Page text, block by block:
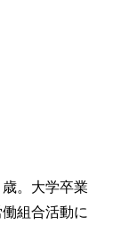
。大学卒業
組合活動に